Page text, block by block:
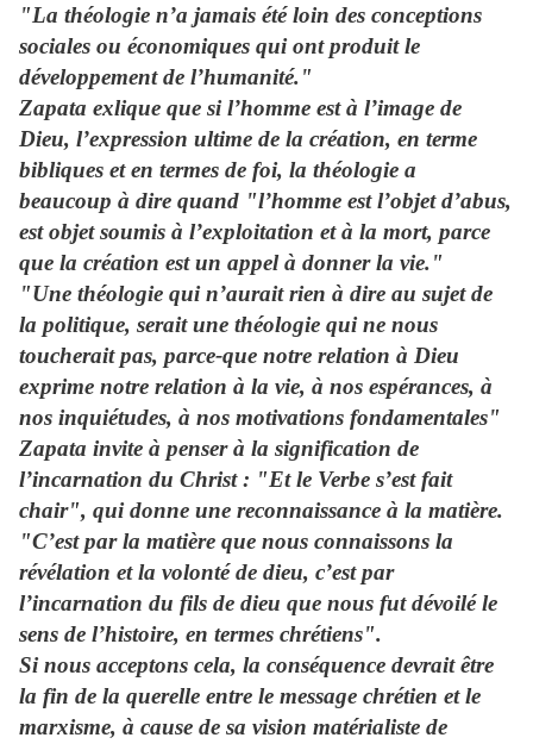
"La théologie n’a jamais été loin des conceptions
sociales ou économiques qui ont produit le
développement de l’humanité."
Zapata exlique que si l’homme est à l’image de
Dieu, l’expression ultime de la création, en terme
bibliques et en termes de foi, la théologie a
beaucoup à dire quand "l’homme est l’objet d’abus,
est objet soumis à l’exploitation et à la mort, parce
que la création est un appel à donner la vie."
"Une théologie qui n’aurait rien à dire au sujet de
la politique, serait une théologie qui ne nous
toucherait pas, parce-que notre relation à Dieu
exprime notre relation à la vie, à nos espérances, à
nos inquiétudes, à nos motivations fondamentales"
Zapata invite à penser à la signification de
l’incarnation du Christ : "Et le Verbe s’est fait
chair", qui donne une reconnaissance à la matière.
"C’est par la matière que nous connaissons la
révélation et la volonté de dieu, c’est par
l’incarnation du fils de dieu que nous fut dévoilé le
sens de l’histoire, en termes chrétiens".
Si nous acceptons cela, la conséquence devrait être
la fin de la querelle entre le message chrétien et le
marxisme, à cause de sa vision matérialiste de